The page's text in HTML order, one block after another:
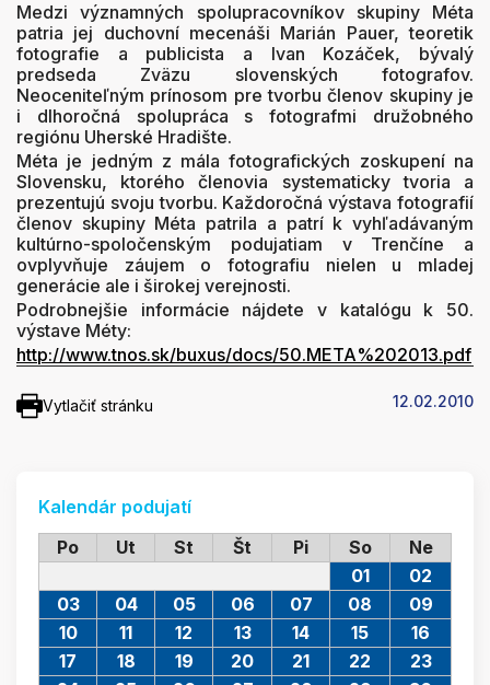
Medzi významných spolupracovníkov skupiny Méta
patria jej duchovní mecenáši Marián Pauer, teoretik
fotografie a publicista a Ivan Kozáček, bývalý
predseda Zväzu slovenských fotografov.
Neoceniteľným prínosom pre tvorbu členov skupiny je
i dlhoročná spolupráca s fotografmi družobného
regiónu Uherské Hradište.
Méta je jedným z mála fotografických zoskupení na
Slovensku, ktorého členovia systematicky tvoria a
prezentujú svoju tvorbu. Každoročná výstava fotografií
členov skupiny Méta patrila a patrí k vyhľadávaným
kultúrno-spoločenským podujatiam v Trenčíne a
ovplyvňuje záujem o fotografiu nielen u mladej
generácie ale i širokej verejnosti.
Podrobnejšie informácie nájdete v katalógu k 50.
výstave Méty:
http://www.tnos.sk/buxus/docs/50.META%202013.pdf
Vytlačiť stránku 12.02.2010
Kalendár podujatí
Po
Ut St Št Pi So Ne
01
02
03
04 05 06 07 08
09
10
11 12 13 14 15
16
17
18 19 20 21 22
23